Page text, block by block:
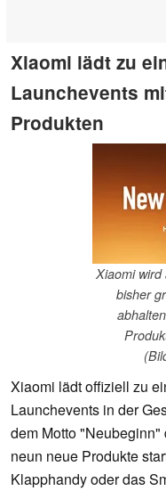
Xiaomi lädt zu
Launchevents
Produkten
Xiaomi wird
bisher
Xiaomi lädt offiziell zu
Launchevents in der
dem Motto
neun neue Produkte
Klapphandy oder das